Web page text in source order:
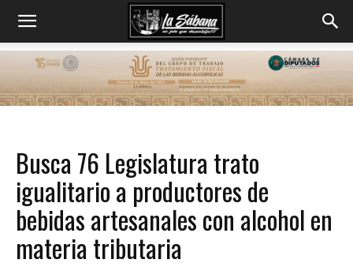
Busca 76 Legislatura trato
igualitario a productores de
bebidas artesanales con alcohol en
materia tributaria